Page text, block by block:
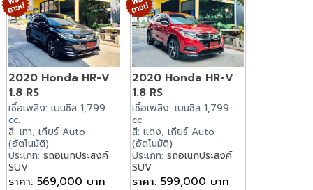
2020 Honda HR-V
1.8 RS
เชื้อเพลิง: เบนซิล 1,799
cc.
สี: เทา, เกียร์ Auto
(อัตโนมัติ)
ประเภท:รถอเนกประสงค์
SUV
ราคา: 569,000 บาท
2020 Honda HR-V
1.8 RS
เชื้อเพลิง: เบนซิล 1,799
cc.
สี: แดง, เกียร์ Auto
(อัตโนมัติ)
ประเภท: รถอเนกประสงค์
SUV
ราคา: 599,000 บาท